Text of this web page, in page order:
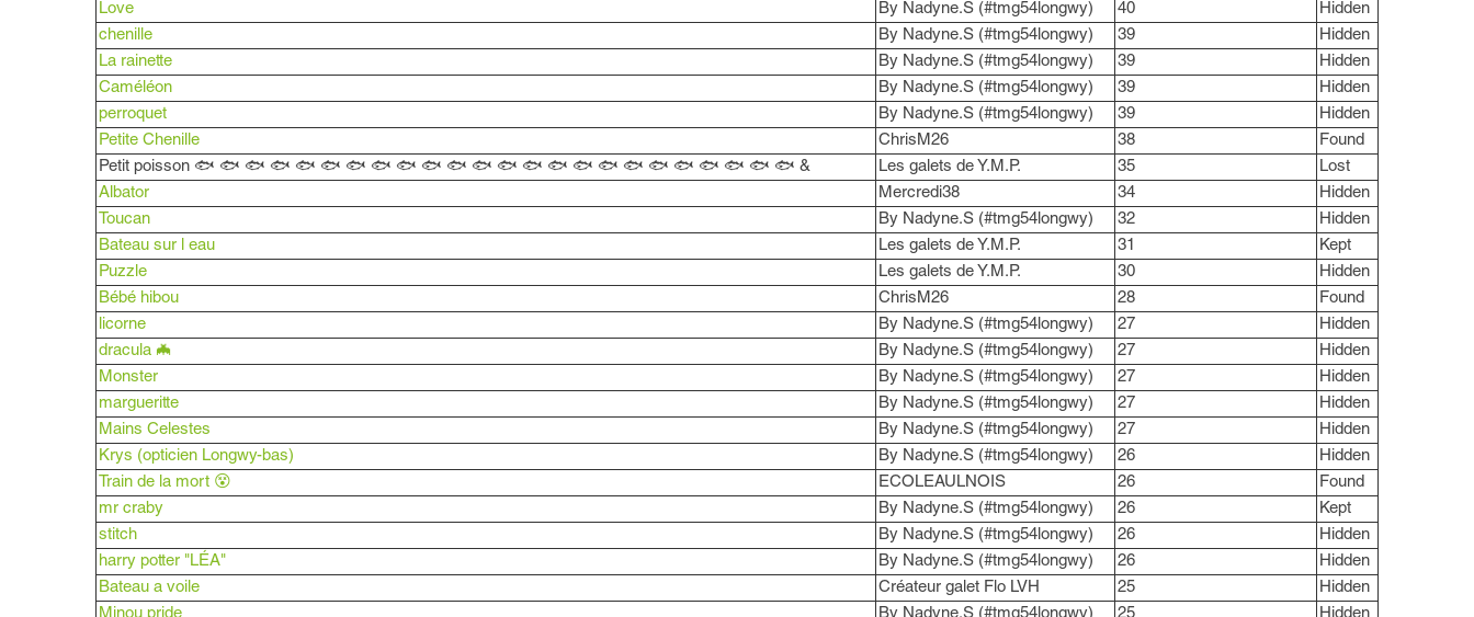
Love
By Nadyne.S (#tmg54longwy) 40
Hidden
chenille
By Nadyne.S (#tmg54longwy) 39
Hidden
La rainette
By Nadyne.S (#tmg54longwy) 39
Hidden
Caméléon
By Nadyne.S (#tmg54longwy) 39
Hidden
perroquet
By Nadyne.S (#tmg54longwy) 39
Hidden
Petite Chenille
ChrisM26 38
Found
Petit poisson 🐟 🐟 🐟 🐟 🐟 🐟 🐟 🐟 🐟 🐟 🐟 🐟 🐟 🐟 🐟 🐟 🐟 🐟 🐟 🐟 🐟 🐟 🐟 🐟 &
Les galets de Y.M.P. 35
Lost
Albator
Mercredi38 34
Hidden
Toucan
By Nadyne.S (#tmg54longwy) 32
Hidden
Bateau sur l eau
Les galets de Y.M.P. 31
Kept
Puzzle
Les galets de Y.M.P. 30
Hidden
Bébé hibou
ChrisM26 28
Found
licorne
By Nadyne.S (#tmg54longwy) 27
Hidden
dracula 🦇
By Nadyne.S (#tmg54longwy) 27
Hidden
Monster
By Nadyne.S (#tmg54longwy) 27
Hidden
margueritte
By Nadyne.S (#tmg54longwy) 27
Hidden
Mains Celestes
By Nadyne.S (#tmg54longwy) 27
Hidden
Krys (opticien Longwy-bas)
By Nadyne.S (#tmg54longwy) 26
Hidden
Train de la mort 😵
ECOLEAULNOIS 26
Found
mr craby
By Nadyne.S (#tmg54longwy) 26
Kept
stitch
By Nadyne.S (#tmg54longwy) 26
Hidden
harry potter "LÉA"
By Nadyne.S (#tmg54longwy) 26
Hidden
Bateau a voile
Créateur galet Flo LVH 25
Hidden